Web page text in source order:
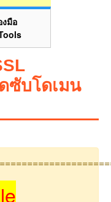
งมือ
ซับโดเมน